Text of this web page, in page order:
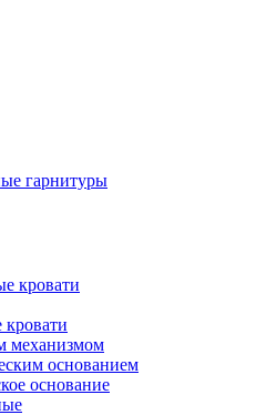
гарнитуры
кровати
кровати
механизмом
основанием
основание